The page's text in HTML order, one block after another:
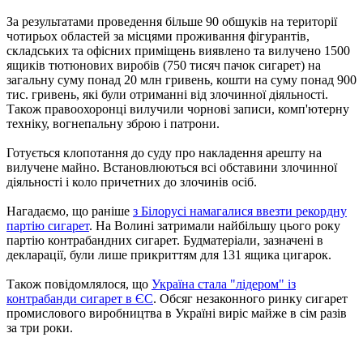
За результатами проведення більше 90 обшуків на території
чотирьох областей за місцями проживання фігурантів,
складських та офісних приміщень виявлено та вилучено 1500
ящиків тютюнових виробів (750 тисяч пачок сигарет) на
загальну суму понад 20 млн гривень, кошти на суму понад 900
тис. гривень, які були отриманні від злочинної діяльності.
Також правоохоронці вилучили чорнові записи, комп'ютерну
техніку, вогнепальну зброю і патрони.
Готується клопотання до суду про накладення арешту на
вилучене майно. Встановлюються всі обставини злочинної
діяльності і коло причетних до злочинів осіб.
Нагадаємо, що раніше з Білорусі намагалися ввезти рекордну
партію сигарет. На Волині затримали найбільшу цього року
партію контрабандних сигарет. Будматеріали, зазначені в
декларації, були лише прикриттям для 131 ящика цигарок.
Також повідомлялося, що Україна стала "лідером" із
контрабанди сигарет в ЄС. Обсяг незаконного ринку сигарет
промислового виробництва в Україні виріс майже в сім разів
за три роки.